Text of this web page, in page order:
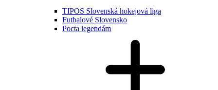
TIPOS Slovenská hokejová liga
Futbalové Slovensko
Pocta legendám